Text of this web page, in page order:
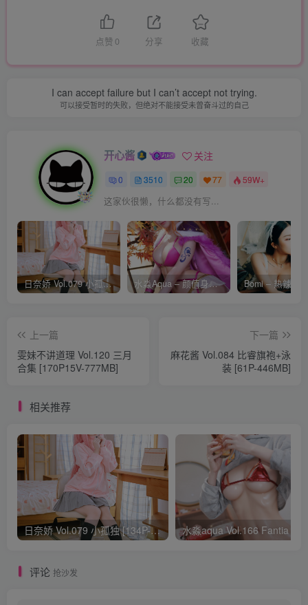
点赞 0 分享 收藏
I can accept failure but I can’t accept not trying.
可以接受暂时的失败，但绝对不能接受未曾奋斗过的自己
开心酱 关注
0 3510 20 77 59W+
这家伙很懒，什么都没有写...
日奈娇 Vol.079 小孤独 [134P-1.84GB] 水淼Aqua – 颜值身材双在线 火爆日本 Cos写真作品合集
上一篇
雯妹不讲道理 Vol.120 三月
合集 [170P15V-777MB]
下一篇
麻花酱 Vol.084 比睿旗袍+泳
装 [61P-446MB]
相关推荐
日奈娇 Vol.079 小孤独 [134P-1.84GB]
评论 抢沙发